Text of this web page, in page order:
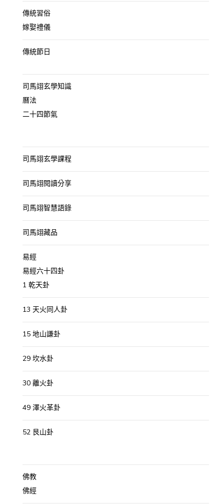
傳統習俗
嫁娶禮儀
傳統節日
司馬翊玄學知識
曆法
二十四節氣
司馬翊玄學課程
司馬翊閱讀分享
司馬翊智慧語錄
司馬翊藏品
易經
易經六十四卦
1 乾天卦
13 天火同人卦
15 地山謙卦
29 坎水卦
30 離火卦
49 澤火革卦
52 艮山卦
佛教
佛經